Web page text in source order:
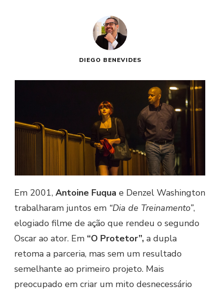
DIEGO BENEVIDES
Em 2001, Antoine Fuqua e Denzel Washington
trabalharam juntos em “Dia de Treinamento”,
elogiado filme de ação que rendeu o segundo
Oscar ao ator. Em “O Protetor”, a dupla
retoma a parceria, mas sem um resultado
semelhante ao primeiro projeto. Mais
preocupado em criar um mito desnecessário